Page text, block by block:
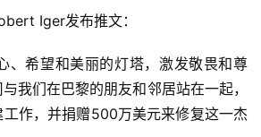
Iger发布推文：
、希望和美丽的灯塔，激发敬畏和尊
我们在巴黎的朋友和邻居站在一起，
作，并捐赠500万美元来修复这一杰